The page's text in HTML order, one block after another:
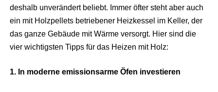
deshalb unverändert beliebt. Immer öfter steht aber auch
ein mit Holzpellets betriebener Heizkessel im Keller, der
das ganze Gebäude mit Wärme versorgt. Hier sind die
vier wichtigsten Tipps für das Heizen mit Holz:
1. In moderne emissionsarme Öfen investieren